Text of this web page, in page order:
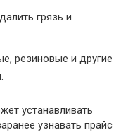
грязь и
резиновые и другие
устанавливать
узнавать прайс